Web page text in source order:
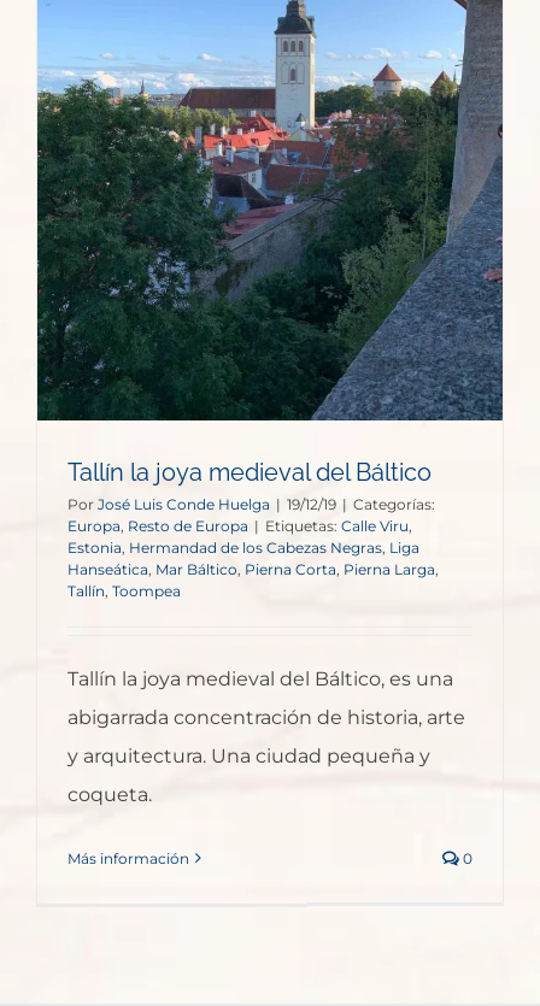
Tallín la joya medieval del Báltico
Por José Luis Conde Huelga | 19/12/19 | Categorías:
Europa, Resto de Europa | Etiquetas: Calle Viru
Estonia Hermandad de los Cabezas Negras, Liga
Hanseática, Mar Báltico, Pierna Corta, Pierna Larga
Tallín Toompea
Tallín la joya medieval del Báltico, es una
abigarrada concentración de historia, arte
y arquitectura. Una ciudad pequeña y
coqueta.
Más información 0